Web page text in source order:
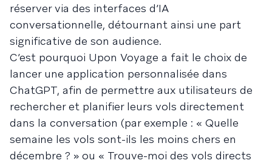
réserver via des interfaces d’IA
conversationnelle, détournant ainsi une part
significative de son audience.
C’est pourquoi Upon Voyage a fait le choix de
lancer une application personnalisée dans
ChatGPT, afin de permettre aux utilisateurs de
rechercher et planifier leurs vols directement
dans la conversation (par exemple : « Quelle
semaine les vols sont-ils les moins chers en
décembre ? » ou « Trouve-moi des vols directs